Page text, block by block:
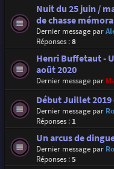
Nuit du 25 juin /
de chasse
Dernier message par
Réponses :8
Henri Buffetaut -
août 2020
Dernier message par
Début Juillet
Dernier message par
Réponses : 1
Un arcus de
Dernier message par
Réponses :5